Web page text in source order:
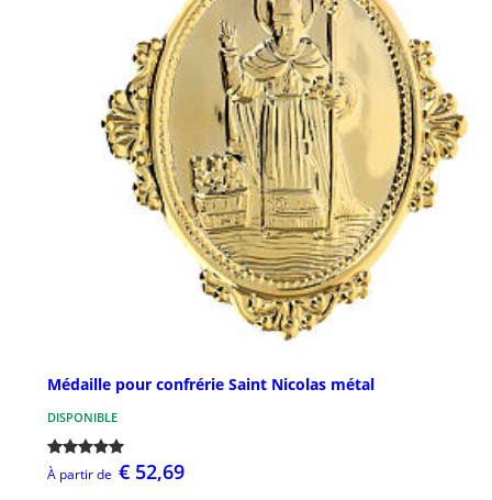
Médaille pour confrérie Saint Nicolas métal
DISPONIBLE
À partir de € 52,69